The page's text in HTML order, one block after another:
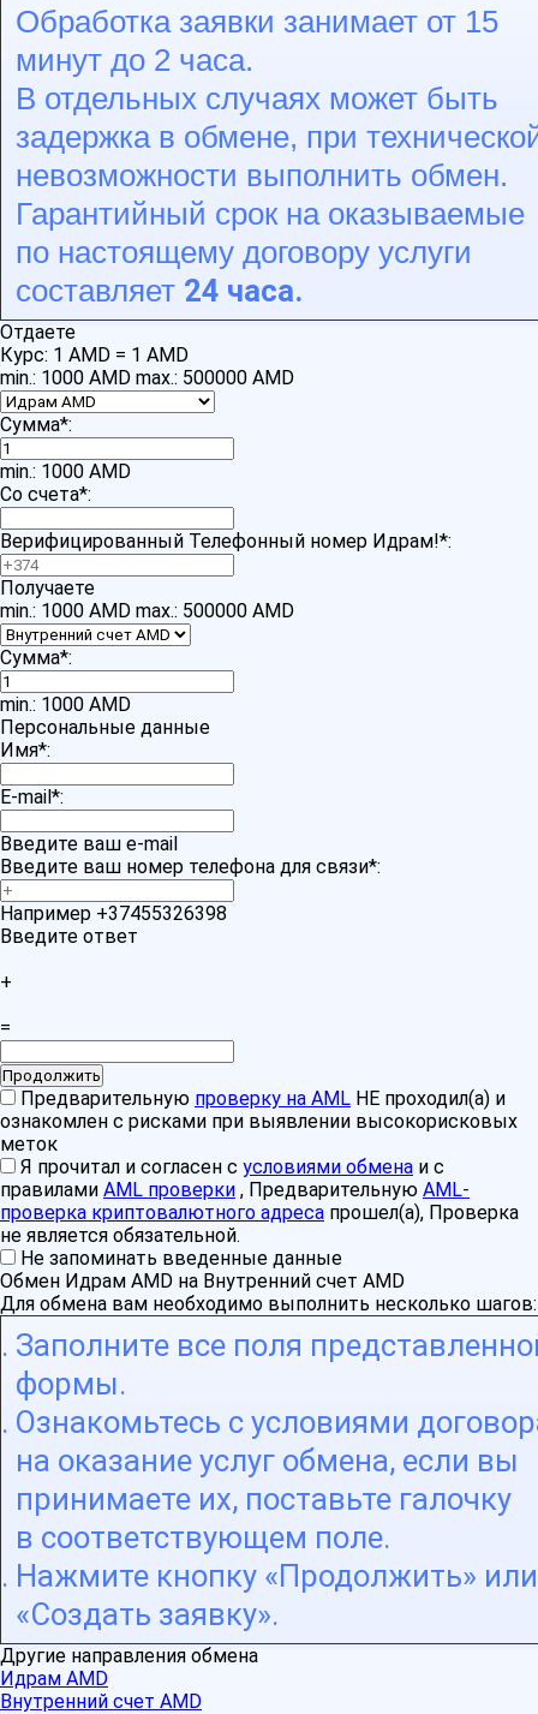
Обработка заявки занимает от 15
минут до 2 часа.
В отдельных случаях может быть
задержка в обмене, при
невозможности выполнить обмен.
Гарантийный срок на оказываемые
по настоящему договору услуги
составляет 24 часа.
Отдаете
Курс: 1 AMD = 1 AMD
min.: 1000 AMD max.: 500000 AMD
Сумма*:
min.: 1000 AMD
Со счета*:
Верифицированный Телефонный номер Идрам!*:
Получаете
min.: 1000 AMD max.: 500000 AMD
Сумма*:
min.: 1000 AMD
Персональные данные
Имя*:
E-mail*:
Введите ваш e-mail
Введите ваш номер телефона для связи*:
Например +37455326398
Введите ответ
+
=
Предварительную проверку на AML НЕ проходил(а) и
ознакомлен с рисками при выявлении высокорисковых
меток
Я прочитал и согласен с условиями обмена и с
правилами AML проверки , Предварительную AML-
проверка криптовалютного адреса прошел(а), Проверка
не является обязательной.
Не запоминать введенные данные
Обмен Идрам AMD на Внутренний счет AMD
Для обмена вам необходимо выполнить несколько шагов:
Заполните все поля
формы.
Ознакомьтесь с условиями
на оказание услуг обмена, если вы
принимаете их, поставьте галочку
в соответствующем поле.
Нажмите кнопку «Продолжить» или
«Создать заявку».
Другие направления обмена
Идрам AMD
Внутренний счет AMD